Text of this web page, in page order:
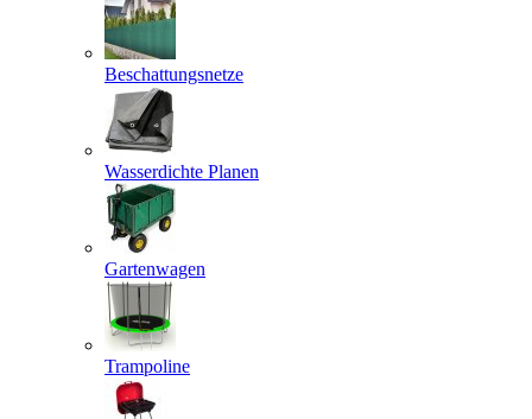
Beschattungsnetze
Wasserdichte Planen
Gartenwagen
Trampoline